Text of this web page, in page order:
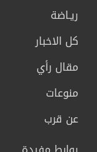
ريـاضة
كل الاخبار
مقال رأي
منوعات
عن قرب